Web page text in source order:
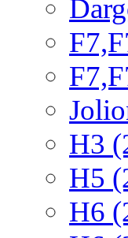
H3
H5
H6